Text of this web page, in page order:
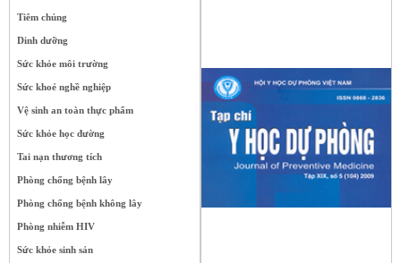
Tiêm chủng
Dinh dưỡng
Sức khỏe môi trường
Sức khoẻ nghề nghiệp
Vệ sinh an toàn thực phẩm
Sức khỏe học đường
Tai nạn thương tích
Phòng chống bệnh lây
Phòng chống bệnh không lây
Phòng nhiễm HIV
Sức khỏe sinh sản